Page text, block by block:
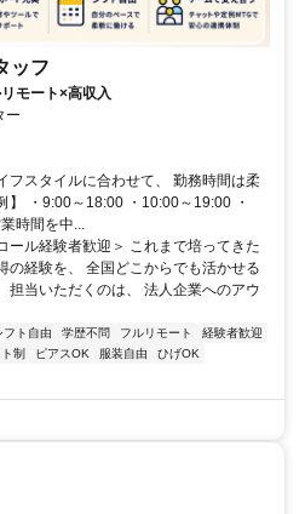
ッフ
モート×高収入
ー
フスタイルに合わせて、 勤務時間は柔
】 ・9:00～18:00 ・10:00～19:00 ・
時間を中...
ール経験者歓迎＞ これまで培ってきた
の経験を、 全国どこからでも活かせる
担当いただくのは、 法人企業へのアウ
フト自由 学歴不問 フルリモート
経験者歓迎
制 ピアスOK 服装自由
ひげOK